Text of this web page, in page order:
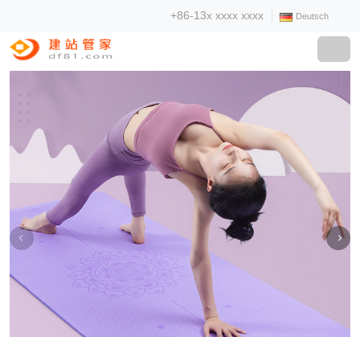
+86-13x xxxx xxxx Deutsch